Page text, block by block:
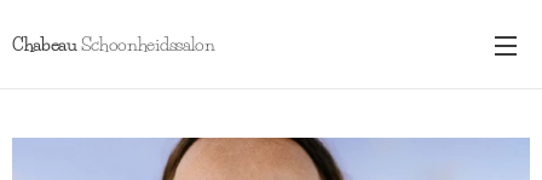
ChabeauSchoonheidssalon